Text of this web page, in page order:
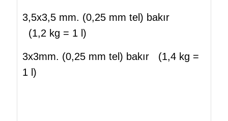
3,5x3,5 mm. (0,25 mm tel) bakır
(1,2 kg = 1 l)
3x3mm. (0,25 mm tel) bakır (1,4 kg =
1 l)